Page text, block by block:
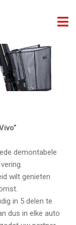
demontabele
wilt genieten
in 5 delen te
dus in elke auto